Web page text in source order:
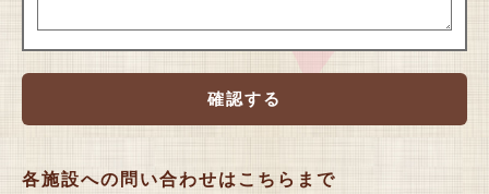
確認する
各施設への問い合わせはこちらまで